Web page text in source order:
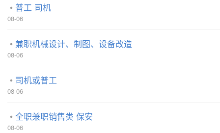
普工 司机
08-06
兼职机械设计、制图、设备改造
08-06
司机或普工
08-06
全职兼职销售类 保安
08-06